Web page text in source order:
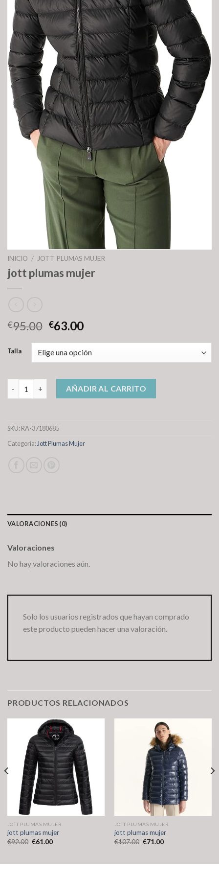
INICIO / JOTT PLUMAS MUJER
jott plumas mujer
€95.00 €63.00
Talla
jott plumas mujer cantidadAÑADIR AL CARRITO
SKU:RA-37180685
Categoría:Jott Plumas Mujer
VALORACIONES (0)
Valoraciones
No hay valoraciones aún.
Solo los usuarios registrados que hayan comprado
este producto pueden hacer una valoración.
PRODUCTOS RELACIONADOS
JOTT PLUMAS MUJER
jott plumas mujer
€92.00 €61.00
JOTT PLUMAS MUJER
jott plumas mujer
€107.00 €71.00